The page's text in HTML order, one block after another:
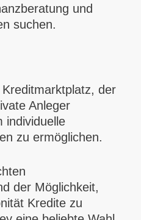
und
suchen.
der
Anleger
individuelle
zu ermöglichen.
der Möglichkeit,
Kredite zu